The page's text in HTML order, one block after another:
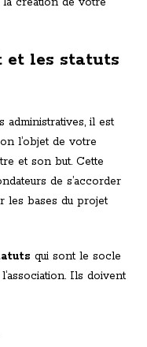
et les statuts
administratives, il est
l’objet de votre
et son but. Cette
de s’accorder
les bases du projet
qui sont le socle
Ils doivent